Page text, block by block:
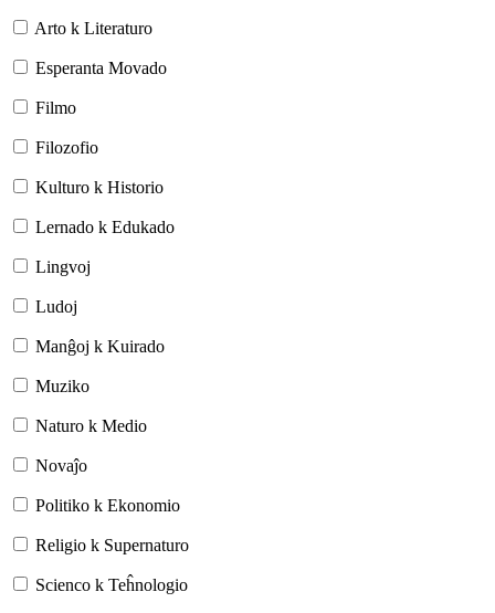
Arto k Literaturo
Esperanta Movado
Filmo
Filozofio
Kulturo k Historio
Lernado k Edukado
Lingvoj
Ludoj
Manĝoj k Kuirado
Muziko
Naturo k Medio
Novaĵo
Politiko k Ekonomio
Religio k Supernaturo
Scienco k Teĥnologio